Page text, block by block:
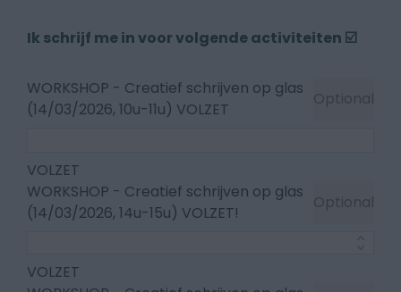
Ik schrijf me in voor volgende activiteiten ☑️
WORKSHOP - Creatief schrijven op glas
(14/03/2026, 10u-11u) VOLZET
VOLZET
WORKSHOP - Creatief schrijven op glas
(14/03/2026, 14u-15u) VOLZET!
VOLZET